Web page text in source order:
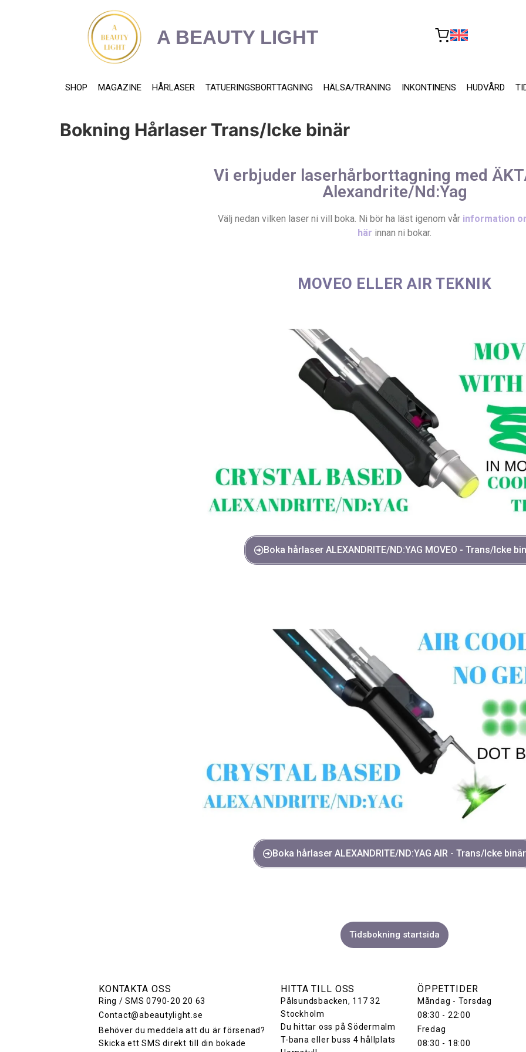
A BEAUTY LIGHT
SHOP MAGAZINE HÅRLASER TATUERINGSBORTTAGNING HÄLSA/TRÄNING INKONTINENS HUDVÅRD
Bokning Hårlaser Trans/Icke binär
Vi erbjuder laserhårborttagning med
Alexandrite/Nd:Yag
Välj nedan vilken laser ni vill boka. Ni bör ha läst igenom vår information
här innan ni bokar.
MOVEO ELLER AIR TEKNIK
Boka hårlaser ALEXANDRITE/ND:YAG MOVEO - Trans/Icke
Boka hårlaser ALEXANDRITE/ND:YAG AIR - Trans/Icke binär
Tidsbokning startsida
KONTAKTA OSS
Ring / SMS 0790-20 20 63
Contact@abeautylight.se
Behöver du meddela att du är försenad?
Skicka ett SMS direkt till din bokade
HITTA TILL OSS
Pålsundsbacken, 117 32
Stockholm
Du hittar oss på Södermalm
T-bana eller buss 4 hållplats
ÖPPETTIDER
Måndag - Torsdag
08:30 - 22:00
Fredag
08:30 - 18:00